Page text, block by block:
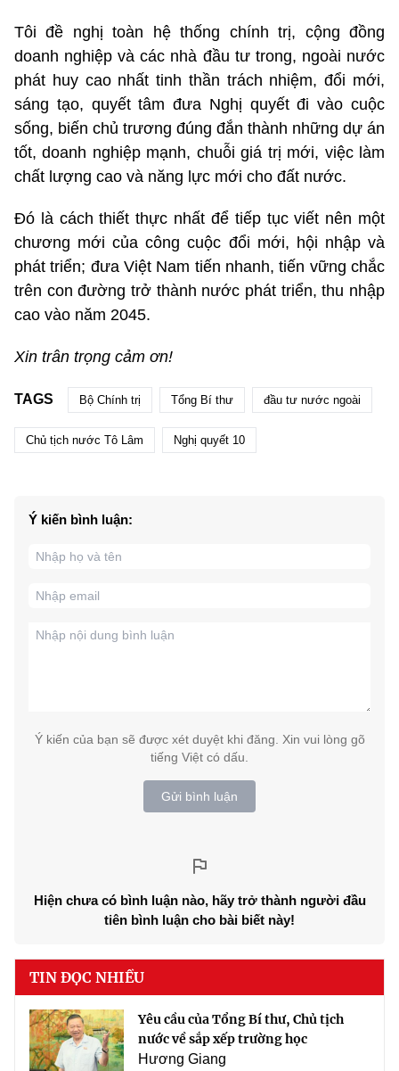
Tôi đề nghị toàn hệ thống chính trị, cộng đồng
doanh nghiệp và các nhà đầu tư trong, ngoài nước
phát huy cao nhất tinh thần trách nhiệm, đổi mới,
sáng tạo, quyết tâm đưa Nghị quyết đi vào cuộc
sống, biến chủ trương đúng đắn thành những dự án
tốt, doanh nghiệp mạnh, chuỗi giá trị mới, việc làm
chất lượng cao và năng lực mới cho đất nước.
Đó là cách thiết thực nhất để tiếp tục viết nên một
chương mới của công cuộc đổi mới, hội nhập và
phát triển; đưa Việt Nam tiến nhanh, tiến vững chắc
trên con đường trở thành nước phát triển, thu nhập
cao vào năm 2045.
Xin trân trọng cảm ơn!
TAGS Bộ Chính trị Tổng Bí thư đầu tư nước ngoài
Chủ tịch nước Tô Lâm Nghị quyết 10
Ý kiến bình luận:
Ý kiến của bạn sẽ được xét duyệt khi đăng. Xin vui lòng gõ
tiếng Việt có dấu.
Gửi bình luận
Hiện chưa có bình luận nào, hãy trở thành người đầu
tiên bình luận cho bài biết này!
TIN ĐỌC NHIỀU
Yêu cầu của Tổng Bí thư, Chủ tịch
nước về sắp xếp trường học
Hương Giang